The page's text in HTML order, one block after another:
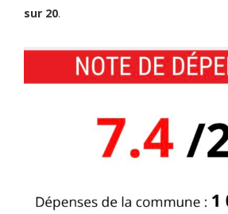
sur 20.